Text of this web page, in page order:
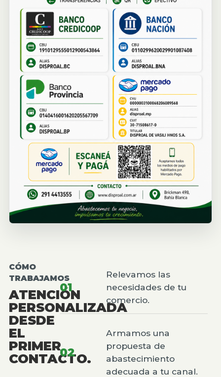
CÓMO
TRABAJAMOS
ATENCIÓN
PERSONALIZADA
DESDE
EL
PRIMER
CONTACTO.
01
Relevamos las
necesidades de tu
comercio.
02
Armamos una
propuesta de
abastecimiento
adecuada a tu canal.